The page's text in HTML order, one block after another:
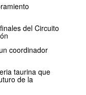
del Circuito
coordinador
taurina que
de la